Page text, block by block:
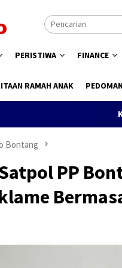
PERISTIWA FINANCE
RAMAH ANAK
Kebijakan
Bontang
PP